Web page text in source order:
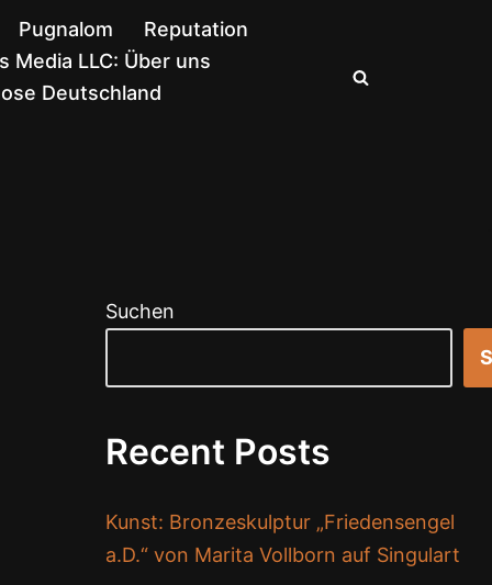
Pugnalom
Reputation
Media LLC: Über uns
Deutschland
Suchen
Recent Posts
Kunst: Bronzeskulptur „Friedensengel
a.D.“ von Marita Vollborn auf Singulart